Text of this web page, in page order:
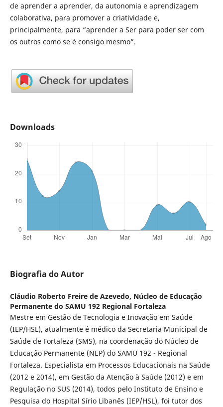
de aprender a aprender, da autonomia e aprendizagem
colaborativa, para promover a criatividade e,
principalmente, para “aprender a Ser para poder ser com
os outros como se é consigo mesmo”.
Downloads
Biografia do Autor
Cláudio Roberto Freire de Azevedo, Núcleo de Educação
Permanente do SAMU 192 Regional Fortaleza
Mestre em Gestão de Tecnologia e Inovação em Saúde
(IEP/HSL), atualmente é médico da Secretaria Municipal de
Saúde de Fortaleza (SMS), na coordenação do Núcleo de
Educação Permanente (NEP) do SAMU 192 - Regional
Fortaleza. Especialista em Processos Educacionais na Saúde
(2012 e 2014), em Gestão da Atenção à Saúde (2012) e em
Regulação no SUS (2014), todos pelo Instituto de Ensino e
Pesquisa do Hospital Sírio Libanês (IEP/HSL), foi tutor dos